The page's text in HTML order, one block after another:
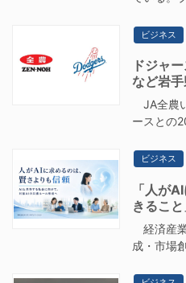
ビジネス
ドジャ
など岩
JA全農
ースとの
ビジネス
「人が
きるこ
経済産
成・市場